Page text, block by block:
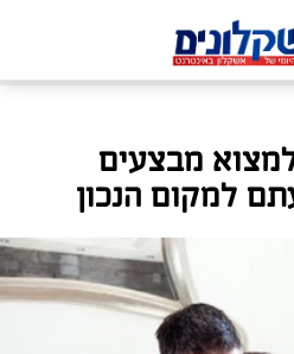
מבצעים
למקום הנכון